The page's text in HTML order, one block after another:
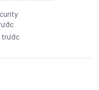
trước